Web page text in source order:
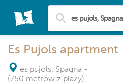
Es Pujols apartment
es pujols, Spagna -
(750 metrów z plaży)